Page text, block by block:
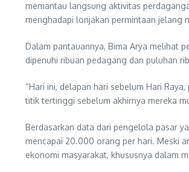
memantau langsung aktivitas
menghadapi lonjakan permintaan jelang
Dalam pantauannya, Bima Arya melihat
dipenuhi ribuan pedagang dan puluhan
“Hari ini, delapan hari sebelum Hari
titik tertinggi sebelum akhirnya mereka
Berdasarkan data dari pengelola pasar
mencapai 20.000 orang per hari. Meski
ekonomi masyarakat, khususnya dalam